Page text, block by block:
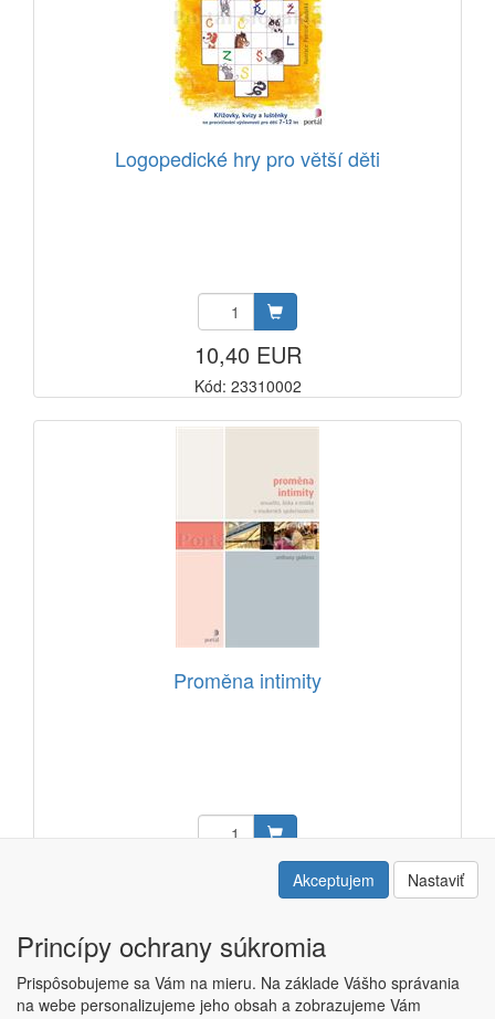
Logopedické hry pro větší děti
10,40 EUR
Kód: 23310002
Proměna intimity
17,33 EURAkceptujem Nastaviť
Princípy ochrany súkromia
Prispôsobujeme sa Vám na mieru. Na základe Vášho správania
na webe personalizujeme jeho obsah a zobrazujeme Vám